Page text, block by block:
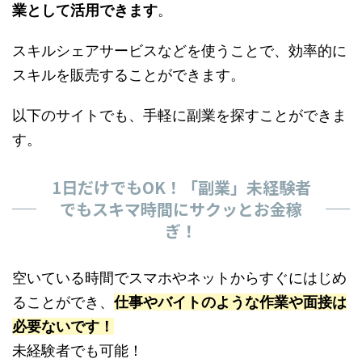
業として活用できます。
スキルシェアサービスなどを使うことで、効率的に
スキルを販売することができます。
以下のサイトでも、手軽に副業を探すことができま
す。
1日だけでもOK！「副業」未経験者
でもスキマ時間にサクッとお金稼
ぎ！
空いている時間でスマホやネットからすぐにはじめ
ることができ、仕事やバイトのような作業や面接は
必要ないです！
未経験者でも可能！